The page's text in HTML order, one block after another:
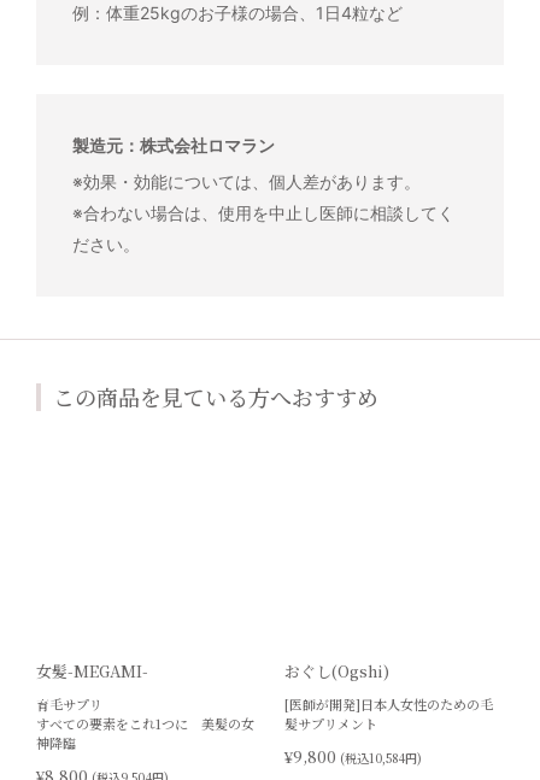
例：体重25kgのお子様の場合、1日4粒など
製造元：株式会社ロマラン
※効果・効能については、個人差があります。
※合わない場合は、使用を中止し医師に相談してく
ださい。
この商品を見ている方へおすすめ
女髪-MEGAMI-
育毛サプリ
すべての要素をこれ1つに 美髪の女
神降臨
おぐし(Ogshi)
[医師が開発]日本人女性のための毛
髪サプリメント
¥9,800 (税込10,584円)